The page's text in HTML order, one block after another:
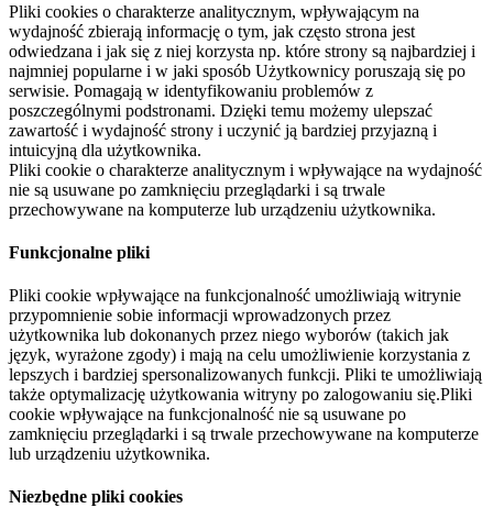
Pliki cookies o charakterze analitycznym, wpływającym na
wydajność zbierają informację o tym, jak często strona jest
odwiedzana i jak się z niej korzysta np. które strony są najbardziej i
najmniej popularne i w jaki sposób Użytkownicy poruszają się po
serwisie. Pomagają w identyfikowaniu problemów z
poszczególnymi podstronami. Dzięki temu możemy ulepszać
zawartość i wydajność strony i uczynić ją bardziej przyjazną i
intuicyjną dla użytkownika.
Pliki cookie o charakterze analitycznym i wpływające na wydajność
nie są usuwane po zamknięciu przeglądarki i są trwale
przechowywane na komputerze lub urządzeniu użytkownika.
Funkcjonalne pliki
Pliki cookie wpływające na funkcjonalność umożliwiają witrynie
przypomnienie sobie informacji wprowadzonych przez
użytkownika lub dokonanych przez niego wyborów (takich jak
język, wyrażone zgody) i mają na celu umożliwienie korzystania z
lepszych i bardziej spersonalizowanych funkcji. Pliki te umożliwiają
także optymalizację użytkowania witryny po zalogowaniu się.Pliki
cookie wpływające na funkcjonalność nie są usuwane po
zamknięciu przeglądarki i są trwale przechowywane na komputerze
lub urządzeniu użytkownika.
Niezbędne pliki cookies